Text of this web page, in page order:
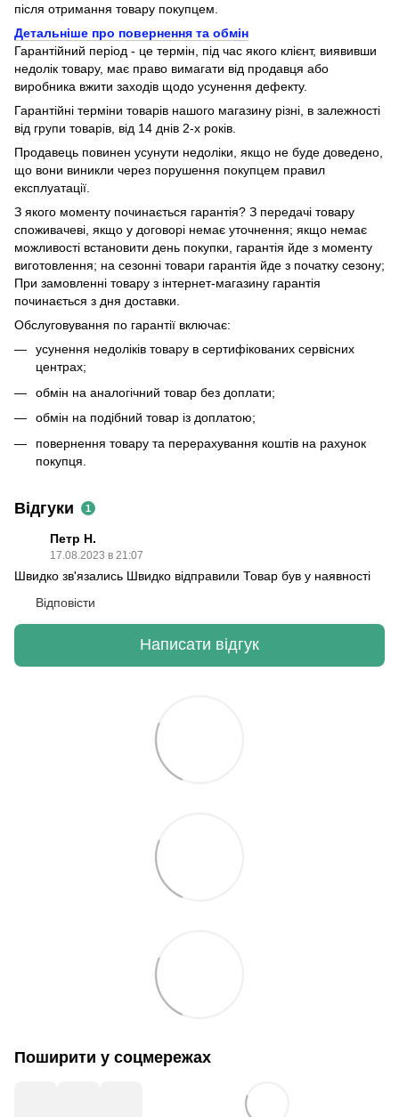
після отримання товару покупцем.
Детальніше про повернення та обмін
Гарантійний період - це термін, під час якого клієнт, виявивши
недолік товару, має право вимагати від продавця або
виробника вжити заходів щодо усунення дефекту.
Гарантійні терміни товарів нашого магазину різні, в залежності
від групи товарів, від 14 днів 2-х років.
Продавець повинен усунути недоліки, якщо не буде доведено,
що вони виникли через порушення покупцем правил
експлуатації.
З якого моменту починається гарантія? З передачі товару
споживачеві, якщо у договорі немає уточнення; якщо немає
можливості встановити день покупки, гарантія йде з моменту
виготовлення; на сезонні товари гарантія йде з початку сезону;
При замовленні товару з інтернет-магазину гарантія
починається з дня доставки.
Обслуговування по гарантії включає:
усунення недоліків товару в сертифікованих сервісних
центрах;
обмін на аналогічний товар без доплати;
обмін на подібний товар із доплатою;
повернення товару та перерахування коштів на рахунок
покупця.
Відгуки 1
Петр Н.
17.08.2023 в 21:07
Швидко зв'язались Швидко відправили Товар був у наявності
Відповісти
Написати відгук
Поширити у соцмережах